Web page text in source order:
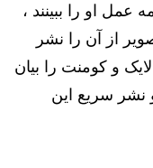
عمل او را ببینند ،
از آن را نشر
و کومنت را بیان
نشر سریع این